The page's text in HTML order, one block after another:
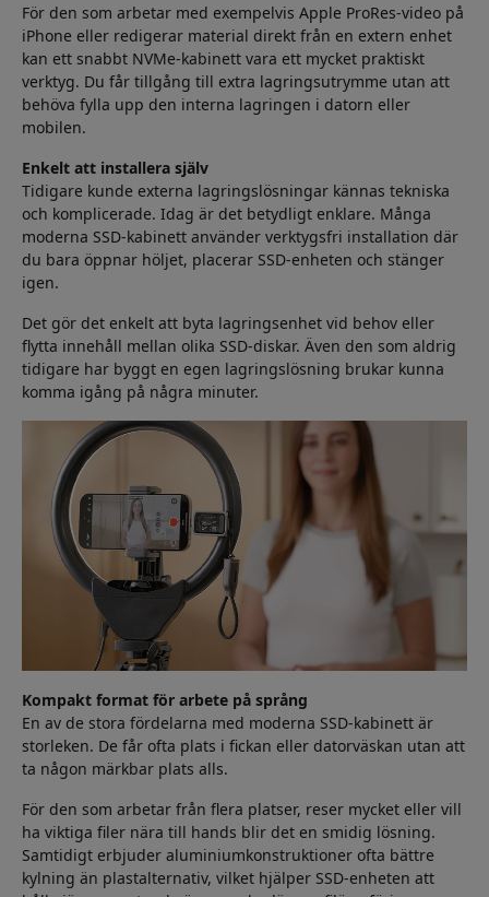
För den som arbetar med exempelvis Apple ProRes-video på
iPhone eller redigerar material direkt från en extern enhet
kan ett snabbt NVMe-kabinett vara ett mycket praktiskt
verktyg. Du får tillgång till extra lagringsutrymme utan att
behöva fylla upp den interna lagringen i datorn eller
mobilen.
Enkelt att installera själv
Tidigare kunde externa lagringslösningar kännas tekniska
och komplicerade. Idag är det betydligt enklare. Många
moderna SSD-kabinett använder verktygsfri installation där
du bara öppnar höljet, placerar SSD-enheten och stänger
igen.
Det gör det enkelt att byta lagringsenhet vid behov eller
flytta innehåll mellan olika SSD-diskar. Även den som aldrig
tidigare har byggt en egen lagringslösning brukar kunna
komma igång på några minuter.
Kompakt format för arbete på språng
En av de stora fördelarna med moderna SSD-kabinett är
storleken. De får ofta plats i fickan eller datorväskan utan att
ta någon märkbar plats alls.
För den som arbetar från flera platser, reser mycket eller vill
ha viktiga filer nära till hands blir det en smidig lösning.
Samtidigt erbjuder aluminiumkonstruktioner ofta bättre
kylning än plastalternativ, vilket hjälper SSD-enheten att